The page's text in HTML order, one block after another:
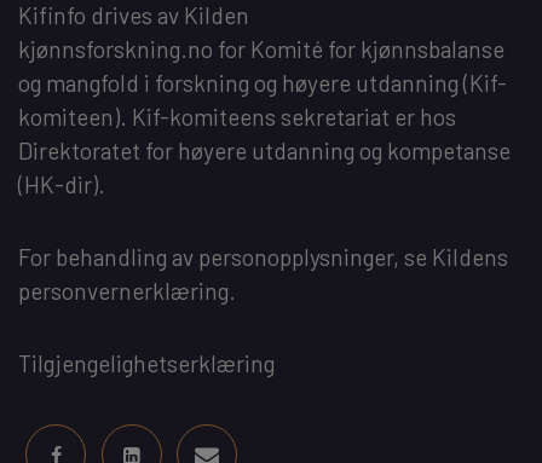
Kifinfo drives av Kilden
kjønnsforskning.no for Komité for kjønnsbalanse
og mangfold i forskning og høyere utdanning(Kif-
komiteen). Kif-komiteens sekretariat er hos
Direktoratet for høyere utdanning og kompetanse
(HK-dir).
For behandling av personopplysninger, se Kildens
personvernerklæring.
Tilgjengelighetserklæring